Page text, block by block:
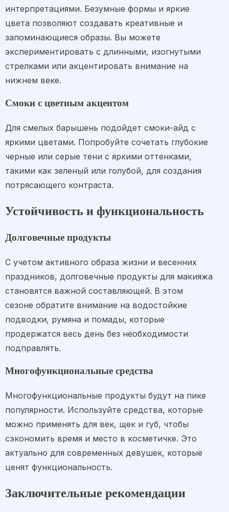
интерпретациями. Безумные формы и яркие
цвета позволяют создавать креативные и
запоминающиеся образы. Вы можете
экспериментировать с длинными, изогнутыми
стрелками или акцентировать внимание на
нижнем веке.
Смоки с цветным акцентом
Для смелых барышень подойдет смоки-айд с
яркими цветами. Попробуйте сочетать глубокие
черные или серые тени с яркими оттенками,
такими как зеленый или голубой, для создания
потрясающего контраста.
Устойчивость и функциональность
Долговечные продукты
С учетом активного образа жизни и весенних
праздников, долговечные продукты для макияжа
становятся важной составляющей. В этом
сезоне обратите внимание на водостойкие
подводки, румяна и помады, которые
продержатся весь день без необходимости
подправлять.
Многофункциональные средства
Многофункциональные продукты будут на пике
популярности. Используйте средства, которые
можно применять для век, щек и губ, чтобы
сэкономить время и место в косметичке. Это
актуально для современных девушек, которые
ценят функциональность.
Заключительные рекомендации